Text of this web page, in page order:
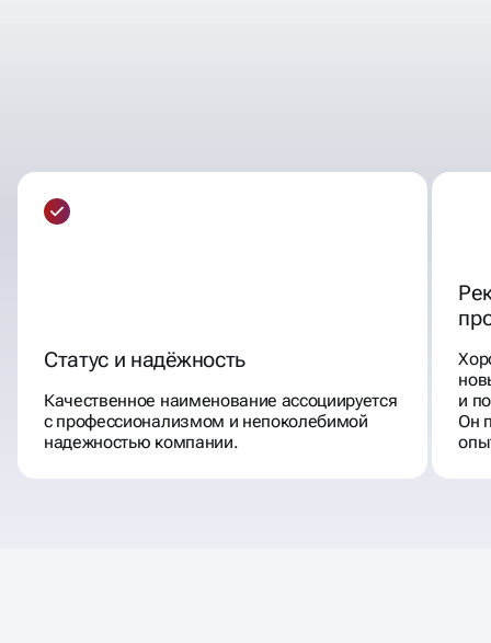
Статус и надёжность
Качественное наименование ассоциируется
с профессионализмом и непоколебимой
надежностью компании.
и
Он